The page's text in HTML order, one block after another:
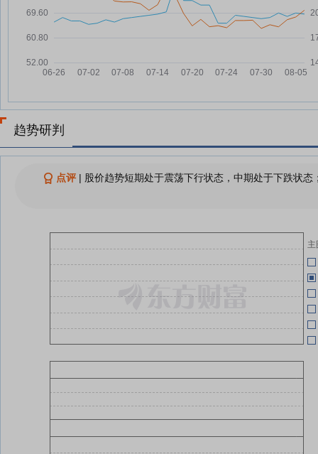
璞源材料7月16日快速上涨
07-16
07-15
查看更多
04-10
04-09
03-31
趋势研判
点评| 股价趋势短期处于震荡下行状态，中期处于下跌状
主